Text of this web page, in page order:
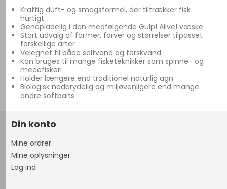
Kraftig duft- og smagsformel, der tiltrækker fisk
hurtigt
Genopladelig i den medfølgende Gulp! Alive! væske
Stort udvalg af former, farver og størrelser tilpasset
forskellige arter
Velegnet til både saltvand og ferskvand
Kan bruges til mange fisketeknikker som spinne- og
medefiskeri
Holder længere end traditionel naturlig agn
Biologisk nedbrydelig og miljøvenligere end mange
andre softbaits
Din konto
Mine ordrer
Mine oplysninger
Log ind